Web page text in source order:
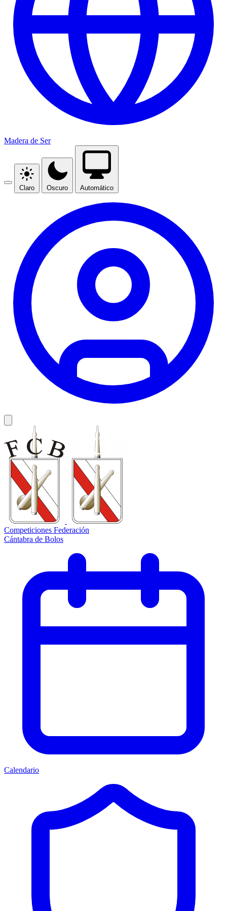
Madera de Ser
Claro Oscuro Automático
Competiciones Federación
Cántabra de Bolos
Calendario